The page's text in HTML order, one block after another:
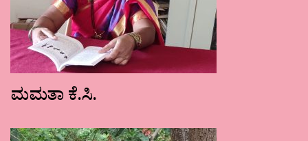
ಮಮತಾ ಕೆ.ಸಿ.